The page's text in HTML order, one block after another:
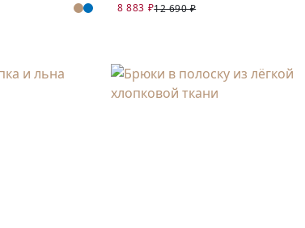
8 883 ₽12 690 ₽